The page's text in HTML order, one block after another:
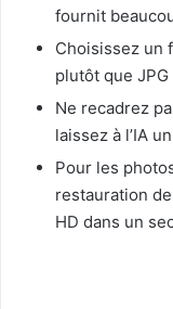
fournit
Choisissez un
plutôt que
Ne recadrez
laissez à l’IA
Pour les
restauration
HD dans un